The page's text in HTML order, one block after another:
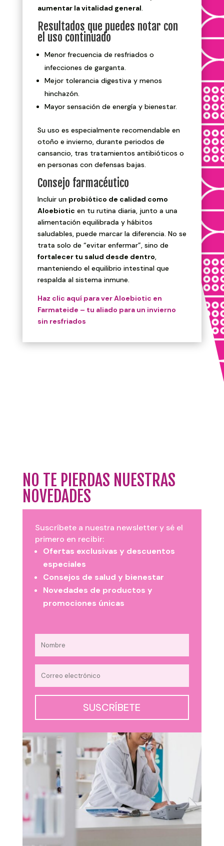
aumentar la vitalidad general.
Resultados que puedes notar con
el uso continuado
Menor frecuencia de resfriados o
infecciones de garganta.
Mejor tolerancia digestiva y menos
hinchazón.
Mayor sensación de energía y bienestar.
Su uso es especialmente recomendable en
otoño e invierno, durante periodos de
cansancio, tras tratamientos antibióticos o
en personas con defensas bajas.
Consejo farmacéutico
Incluir un probiótico de calidad como
Aloebiotic en tu rutina diaria, junto a una
alimentación equilibrada y hábitos
saludables, puede marcar la diferencia. No se
trata solo de “evitar enfermar”, sino de
fortalecer tu salud desde dentro,
manteniendo el equilibrio intestinal que
respalda al sistema inmune.
Haz clic aquí para ver Aloebiotic en
Farmateide – tu aliado para un invierno
sin resfriados
NO TE PIERDAS NUESTRAS
NOVEDADES
Suscríbete a nuestra newsletter y sé el
primero en recibir:
Ofertas exclusivas y descuentos
especiales
Consejos de salud y bienestar
Novedades de productos y
promociones únicas
SUSCRÍBETE